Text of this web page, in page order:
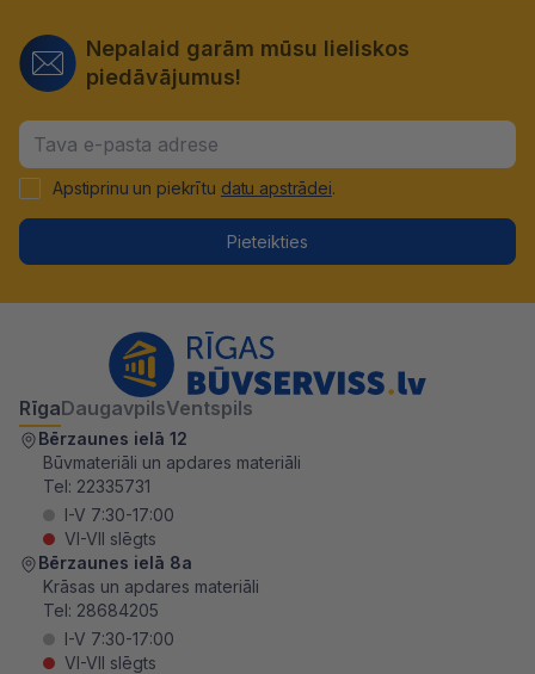
Nepalaid garām mūsu lieliskos
piedāvājumus!
Apstiprinu un piekrītu datu apstrādei.
Pieteikties
RīgaDaugavpilsVentspils
Bērzaunes ielā 12
Būvmateriāli un apdares materiāli
Tel: 22335731
I-V 7:30-17:00
VI-VII slēgts
Bērzaunes ielā 8a
Krāsas un apdares materiāli
Tel: 28684205
I-V 7:30-17:00
VI-VII slēgts